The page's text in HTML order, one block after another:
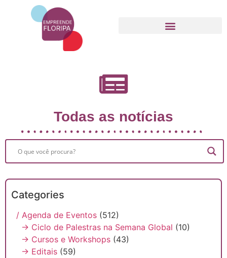
Todas as notícias
Categories
/ Agenda de Eventos (512)
→ Ciclo de Palestras na Semana Global (10)
→ Cursos e Workshops (43)
→ Editais (59)